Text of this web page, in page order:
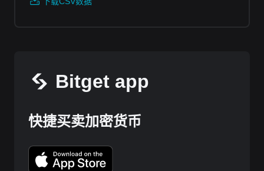
Bitget app
快捷买卖加密货币